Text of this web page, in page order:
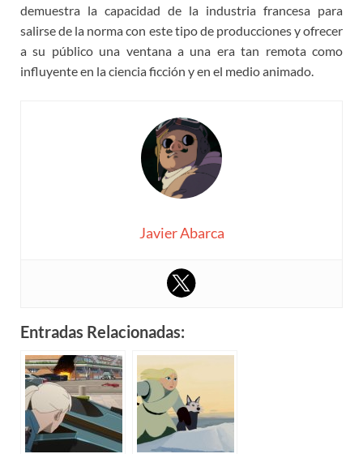
demuestra la capacidad de la industria francesa para
salirse de la norma con este tipo de producciones y ofrecer
a su público una ventana a una era tan remota como
influyente en la ciencia ficción y en el medio animado.
Javier Abarca
Entradas Relacionadas: